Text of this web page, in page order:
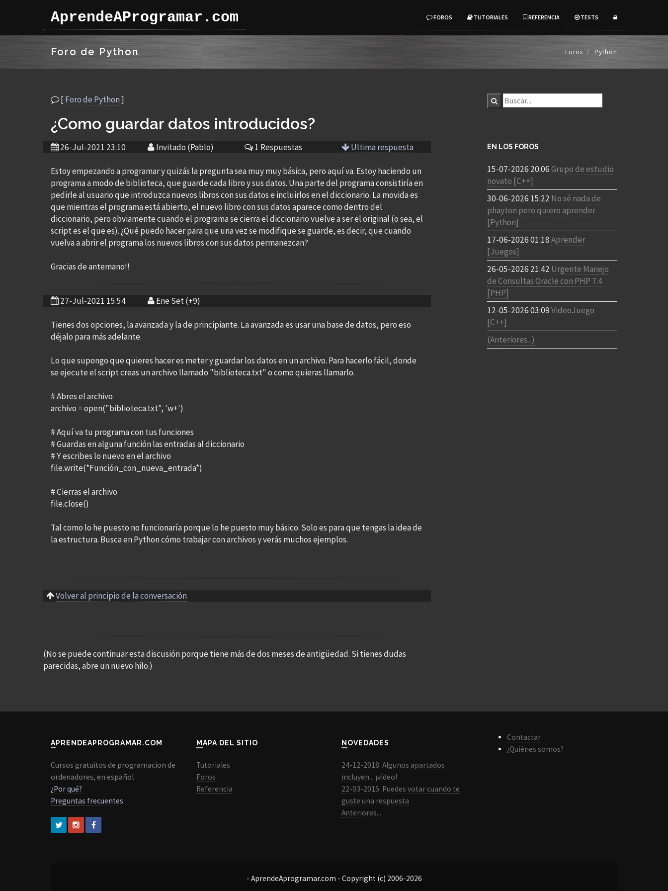
AprendeAProgramar.com FOROS TUTORIALES REFERENCIA TESTS
Foro de Python Foros Python
[Foro de Python]
¿Como guardar datos introducidos?
26-Jul-2021 23:10 Invitado (Pablo) 1 Respuestas Ultima respuesta
Estoy empezando a programar y quizás la pregunta sea muy muy básica, pero aquí va. Estoy haciendo un
programa a modo de biblioteca, que guarde cada libro y sus datos. Una parte del programa consistiría en
pedirle al usuario que introduzca nuevos libros con sus datos e incluirlos en el diccionario. La movida es
que mientras el programa está abierto, el nuevo libro con sus datos aparece como dentro del
diccionario, pero obviamente cuando el programa se cierra el diccionario vuelve a ser el original (o sea, el
script es el que es). ¿Qué puedo hacer para que una vez se modifique se guarde, es decir, que cuando
vuelva a abrir el programa los nuevos libros con sus datos permanezcan?
Gracias de antemano!!
27-Jul-2021 15:54 Ene Set (+9)
Tienes dos opciones, la avanzada y la de principiante. La avanzada es usar una base de datos, pero eso
déjalo para más adelante.
Lo que supongo que quieres hacer es meter y guardar los datos en un archivo. Para hacerlo fácil, donde
se ejecute el script creas un archivo llamado "biblioteca.txt" o como quieras llamarlo.
# Abres el archivo
archivo = open("biblioteca.txt", 'w+')
# Aquí va tu programa con tus funciones
# Guardas en alguna función las entradas al diccionario
# Y escribes lo nuevo en el archivo
file.write(*Función_con_nueva_entrada*)
# Cierras el archivo
file.close()
Tal como lo he puesto no funcionaría porque lo he puesto muy básico. Solo es para que tengas la idea de
la estructura. Busca en Python cómo trabajar con archivos y verás muchos ejemplos.
Volver al principio de la conversación
(No se puede continuar esta discusión porque tiene más de dos meses de antigüedad. Si tienes dudas
parecidas, abre un nuevo hilo.)
EN LOS FOROS
15-07-2026 20:06Grupo de estudio
novato [C++]
30-06-2026 15:22 No sé nada de
phayton pero quiero aprender
[Python]
17-06-2026 01:18Aprender
[Juegos]
26-05-2026 21:42 Urgente Manejo
de Consultas Oracle con PHP 7.4
[PHP]
12-05-2026 03:09VideoJuego
[C++]
(Anteriores...)
APRENDEAPROGRAMAR.COM
Cursos gratuitos de programacion de
ordenadores, en español
¿Por qué?
Preguntas frecuentes
MAPA DEL SITIO
Tutoriales
Foros
Referencia
NOVEDADES
24-12-2018: Algunos apartados
incluyen... ¡vídeo!
22-03-2015: Puedes votar cuando te
guste una respuesta
Anteriores...
Contactar
¿Quiénes somos?
- AprendeAprogramar.com - Copyright (c) 2006-2026